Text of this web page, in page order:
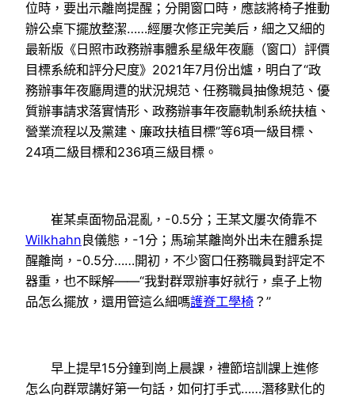
位時，要出示離崗提醒；分開窗口時，應該將椅子推動
辦公桌下擺放整潔……經屢次修正完美后，細之又細的
最新版《日照市政務辦事體系星級年夜廳（窗口）評價
目標系統和評分尺度》2021年7月份出爐，明白了“政
務辦事年夜廳周遭的狀況規范、任務職員抽像規范、優
質辦事請求落實情形、政務辦事年夜廳軌制系統扶植、
營業流程以及黨建、廉政扶植目標”等6項一級目標、
24項二級目標和236項三級目標。
崔某桌面物品混亂，-0.5分；王某文屢次倚靠不
Wilkhahn良儀態，-1分；馬瑜某離崗外出未在體系提
醒離崗，-0.5分……開初，不少窗口任務職員對評定不
器重，也不睬解——“我對群眾辦事好就行，桌子上物
品怎么擺放，還用管這么細嗎護脊工學椅 ？”
早上提早15分鐘到崗上晨課，禮節培訓課上進修
怎么向群眾講好第一句話，如何打手式……潛移默化的